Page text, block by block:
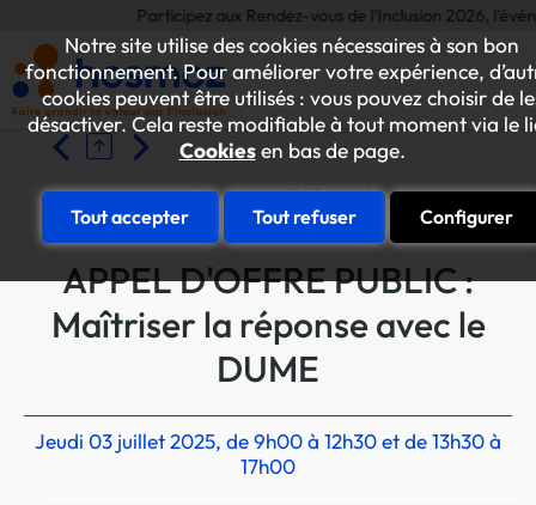
Notre site utilise des cookies nécessaires à son bon
fonctionnement. Pour améliorer votre expérience,
cookies peuvent être utilisés : vous pouvez choisir de
désactiver. Cela reste modifiable à tout moment via le
Cookiesen bas de page.
Tout accepter Tout refuser Configurer
Participez aux Rendez-vous de l'Inclusion 2026,
Accueil Les formations ESAT-EA Investir les
APPEL D'OFFRE PUBLIC :
Maîtriser la réponse avec le
DUME
Jeudi 03 juillet 2025, de 9h00 à 12h30 et de 13h30 à
17h00